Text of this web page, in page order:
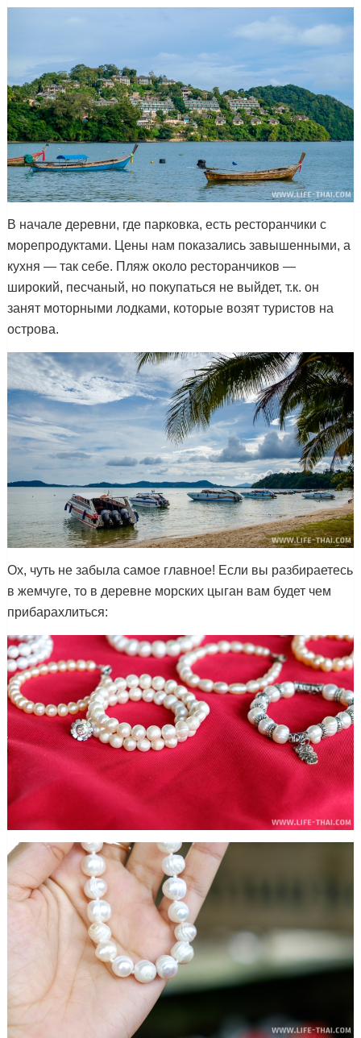
В начале деревни, где парковка, есть ресторанчики с
морепродуктами. Цены нам показались завышенными, а
кухня — так себе. Пляж около ресторанчиков —
широкий, песчаный, но покупаться не выйдет, т.к. он
занят моторными лодками, которые возят туристов на
острова.
Ох, чуть не забыла самое главное! Если вы разбираетесь
в жемчуге, то в деревне морских цыган вам будет чем
прибарахлиться: